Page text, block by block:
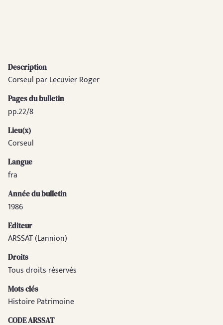
Description
Corseul par Lecuvier Roger
Pages du bulletin
pp.22/8
Lieu(x)
Corseul
Langue
fra
Année du bulletin
1986
Editeur
ARSSAT (Lannion)
Droits
Tous droits réservés
Mots clés
Histoire Patrimoine
CODE ARSSAT